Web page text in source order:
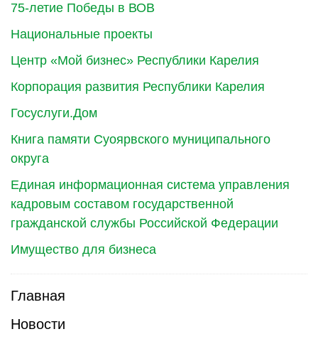
75-летие Победы в ВОВ
Национальные проекты
Центр «Мой бизнес» Республики Карелия
Корпорация развития Республики Карелия
Госуслуги.Дом
Книга памяти Суоярвского муниципального
округа
Единая информационная система управления
кадровым составом государственной
гражданской службы Российской Федерации
Имущество для бизнеса
Главная
Новости